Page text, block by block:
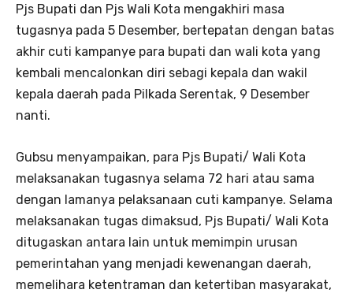
Pjs Bupati dan Pjs Wali Kota mengakhiri masa
tugasnya pada 5 Desember, bertepatan dengan batas
akhir cuti kampanye para bupati dan wali kota yang
kembali mencalonkan diri sebagi kepala dan wakil
kepala daerah pada Pilkada Serentak, 9 Desember
nanti.
Gubsu menyampaikan, para Pjs Bupati/ Wali Kota
melaksanakan tugasnya selama 72 hari atau sama
dengan lamanya pelaksanaan cuti kampanye. Selama
melaksanakan tugas dimaksud, Pjs Bupati/ Wali Kota
ditugaskan antara lain untuk memimpin urusan
pemerintahan yang menjadi kewenangan daerah,
memelihara ketentraman dan ketertiban masyarakat,